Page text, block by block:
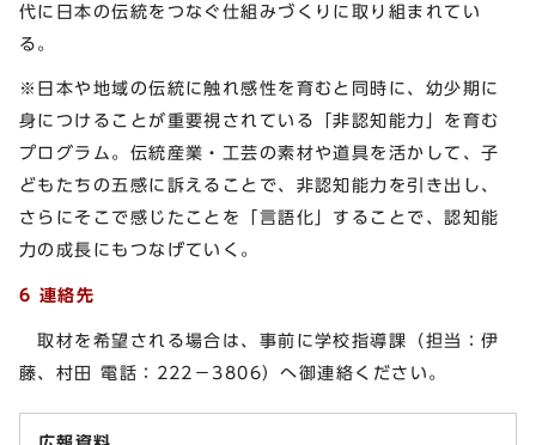
代に日本の伝統をつなぐ仕組みづくりに取り組まれてい
る。
※日本や地域の伝統に触れ感性を育むと同時に、幼少期に
身につけることが重要視されている「非認知能力」を育む
プログラム。伝統産業・工芸の素材や道具を活かして、子
どもたちの五感に訴えることで、非認知能力を引き出し、
さらにそこで感じたことを「言語化」することで、認知能
力の成長にもつなげていく。
6 連絡先
取材を希望される場合は、事前に学校指導課（担当：伊
藤、村田 電話：222－3806）へ御連絡ください。